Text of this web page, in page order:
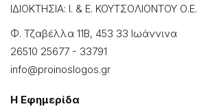
ΙΔΙΟΚΤΗΣΙΑ: Ι. & Ε. ΚΟΥΤΣΟΛΙΟΝΤΟΥ Ο.Ε.
Φ. Τζαβέλλα 11Β, 453 33 Ιωάννɩνα
26510 25677 - 33791
info@proinoslogos.gr
Η Εφημερίδα